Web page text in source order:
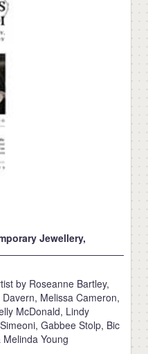
Jewellery,
by Roseanne Bartley,
Melissa Cameron,
McDonald, Lindy
Gabbee Stolp, Bic
Young